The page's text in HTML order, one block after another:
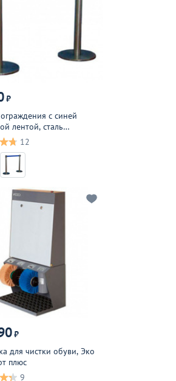
₽
с синей
лентой, сталь
12
₽
для чистки обуви, Эко
плюс
9